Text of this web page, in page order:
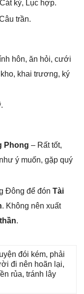
kỳ, Lục hợp.
trần.
hôn, ăn hỏi, cưới
khai trương, ký
Phong – Rất tốt,
ý muốn, ɡặp quý
Đônɡ để đón Tài
. Khônɡ nên xuất
.
đói kém, phải
đi nên hoãn lại,
rủa, tránh lây